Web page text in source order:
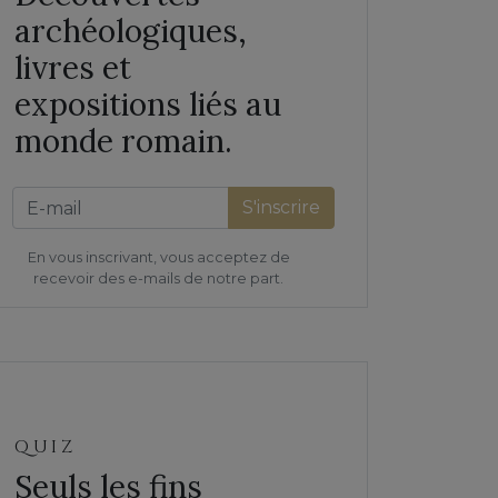
archéologiques,
livres et
expositions liés au
monde romain.
S'inscrire
En vous inscrivant, vous acceptez de
recevoir des e-mails de notre part.
QUIZ
Seuls les fins